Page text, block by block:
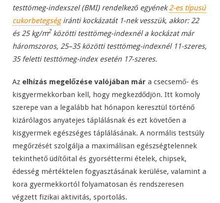
testtömeg-indexszel (BMI) rendelkező egyének2-es típusú
cukorbetegségiránti kockázatát 1-nek vesszük, akkor: 22
és 25 kg/m2közötti testtömeg-indexnél a kockázat már
háromszoros, 25–35 közötti testtömeg-indexnél 11-szeres,
35 feletti testtömeg-index esetén 17-szeres.
Az elhízás megelőzése valójában már a csecsemő- és
kisgyermekkorban kell, hogy megkezdődjön. Itt komoly
szerepe van a legalább hat hónapon keresztül történő
kizárólagos anyatejes táplálásnak és ezt követően a
kisgyermek egészséges táplálásának. A normális testsúly
megőrzését szolgálja a maximálisan egészségtelennek
tekinthető üdítőital és gyorséttermi ételek, chipsek,
édesség mértéktelen fogyasztásának kerülése, valamint a
kora gyermekkortól folyamatosan és rendszeresen
végzett fizikai aktivitás, sportolás.